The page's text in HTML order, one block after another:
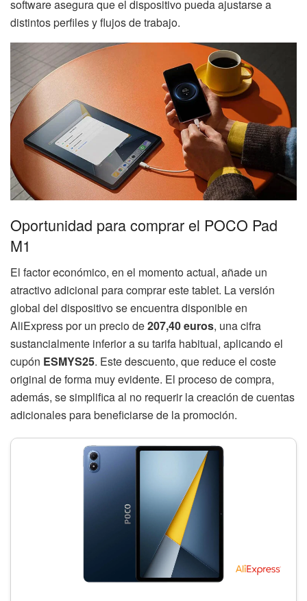
software asegura que el dispositivo pueda ajustarse a
distintos perfiles y flujos de trabajo.
Oportunidad para comprar el POCO Pad
M1
El factor económico, en el momento actual, añade un
atractivo adicional para comprar este tablet. La versión
global del dispositivo se encuentra disponible en
AliExpress por un precio de207,40 euros, una cifra
sustancialmente inferior a su tarifa habitual, aplicando el
cupón ESMYS25. Este descuento, que reduce el coste
original de forma muy evidente. El proceso de compra,
además, se simplifica al no requerir la creación de cuentas
adicionales para beneficiarse de la promoción.